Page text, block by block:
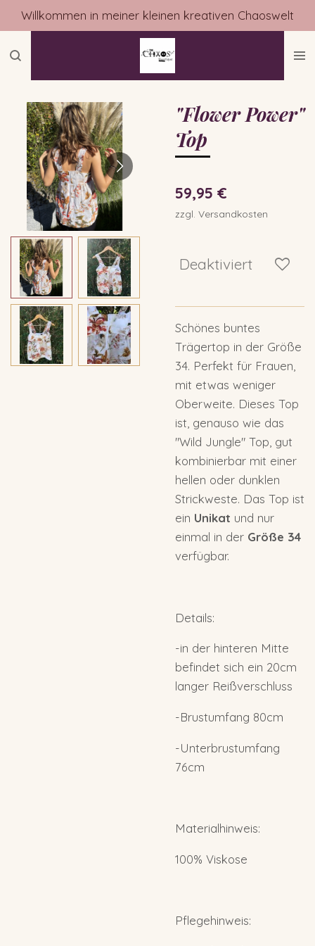
Zum
Hauptinhalt
springen
Willkommen in meiner kleinen kreativen Chaoswelt
"Flower Power"
Top
59,95 €
zzgl. Versandkosten
Deaktiviert
Schönes buntes
Trägertop in der Größe
34. Perfekt für Frauen,
mit etwas weniger
Oberweite. Dieses Top
ist, genauso wie das
"Wild Jungle" Top, gut
kombinierbar mit einer
hellen oder dunklen
Strickweste. Das Top ist
ein Unikat und nur
einmal in der Größe 34
verfügbar.
Details:
-in der hinteren Mitte
befindet sich ein 20cm
langer Reißverschluss
-Brustumfang 80cm
-Unterbrustumfang
76cm
Materialhinweis:
100% Viskose
Pflegehinweis: